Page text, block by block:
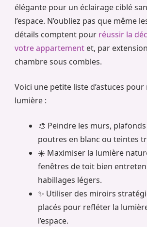
élégante pour un éclairage ciblé
l’espace. N’oubliez pas que même
détails comptent pour réussir la
votre appartement et, par
chambre sous combles.
Voici une petite liste d’astuces
lumière :
🎨 Peindre les murs,
poutres en blanc ou teintes
☀️ Maximiser la lumière
fenêtres de toit bien
habillages légers.
✨ Utiliser des miroirs
placés pour refléter la
l’espace.